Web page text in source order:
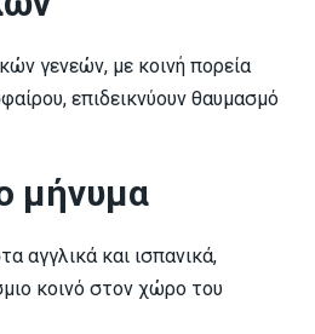
γενεών, με κοινή πορεία
επιδεικνύουν θαυμασμό
μήνυμα
αγγλικά και ισπανικά,
κοινό στον χώρο του